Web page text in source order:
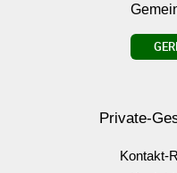
Private-
Kontakt-